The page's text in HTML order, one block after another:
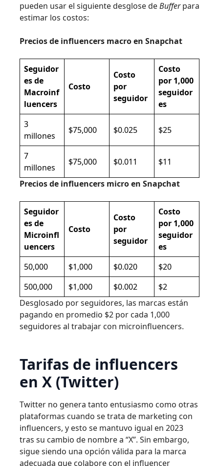
pueden usar el siguiente desglose deBufferpara
estimar los costos:
Precios de influencers macro en Snapchat
Seguidor
es de
Macroinf
luencers
Costo
Costo
por
seguidor
Costo
por 1,000
seguidor
es
3
millones
$75,000 $0.025 $25
7
millones
$75,000 $0.011 $11
Precios de influencers micro en Snapchat
Seguidor
es de
Microinfl
uencers
Costo
Costo
por
seguidor
Costo
por 1,000
seguidor
es
50,000
$1,000 $0.020
$20
500,000
$1,000 $0.002
$2
Desglosado por seguidores, las marcas están
pagando en promedio $2 por cada 1,000
seguidores al trabajar con microinfluencers.
Tarifas de influencers
en X (Twitter)
Twitter no genera tanto entusiasmo como otras
plataformas cuando se trata de marketing con
influencers, y esto se mantuvo igual en 2023
tras su cambio de nombre a “X”. Sin embargo,
sigue siendo una opción válida para la marca
adecuada que colabore con el influencer